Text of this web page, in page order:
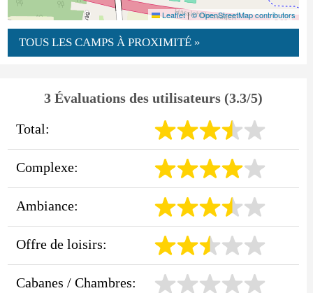
Leaflet|© OpenStreetMap contributors
TOUS LES CAMPS À PROXIMITÉ »
3 Évaluations des utilisateurs (3.3/5)
Total:
Complexe:
Ambiance:
Offre de loisirs:
Cabanes / Chambres: